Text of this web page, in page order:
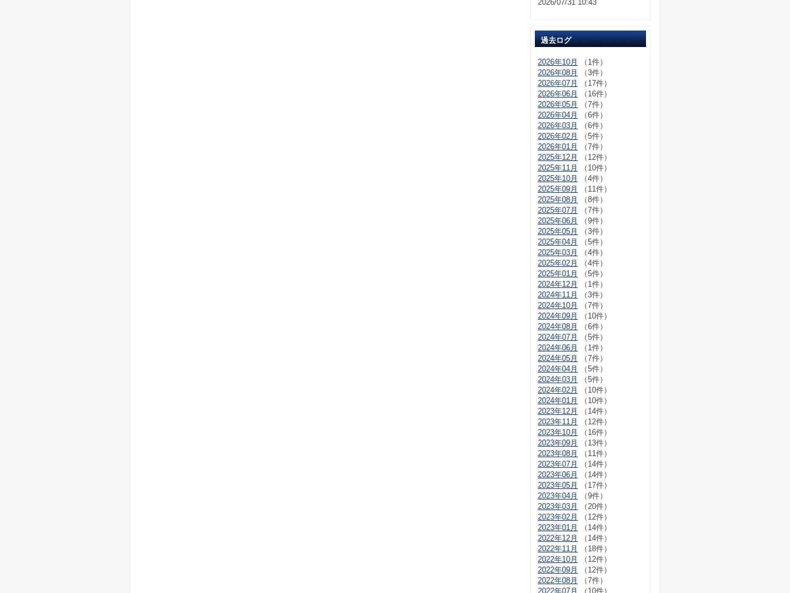
2026/07/31 10:43
過去ログ
2026年10月
（1件）
2026年08月
（3件）
2026年07月
（17件）
2026年06月
（16件）
2026年05月
（7件）
2026年04月
（6件）
2026年03月
（6件）
2026年02月
（5件）
2026年01月
（7件）
2025年12月
（12件）
2025年11月
（10件）
2025年10月
（4件）
2025年09月
（11件）
2025年08月
（8件）
2025年07月
（7件）
2025年06月
（9件）
2025年05月
（3件）
2025年04月
（5件）
2025年03月
（4件）
2025年02月
（4件）
2025年01月
（5件）
2024年12月
（1件）
2024年11月
（3件）
2024年10月
（7件）
2024年09月
（10件）
2024年08月
（6件）
2024年07月
（5件）
2024年06月
（1件）
2024年05月
（7件）
2024年04月
（5件）
2024年03月
（5件）
2024年02月
（10件）
2024年01月
（10件）
2023年12月
（14件）
2023年11月
（12件）
2023年10月
（16件）
2023年09月
（13件）
2023年08月
（11件）
2023年07月
（14件）
2023年06月
（14件）
2023年05月
（17件）
2023年04月
（9件）
2023年03月
（20件）
2023年02月
（12件）
2023年01月
（14件）
2022年12月
（14件）
2022年11月
（18件）
2022年10月
（12件）
2022年09月
（12件）
2022年08月
（7件）
2022年07月
（10件）